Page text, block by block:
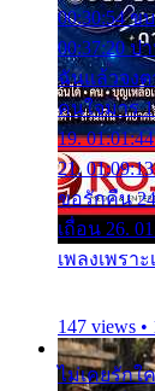
00:30:54 ข
00:37:20 ป
ฉันแล้วจงต
คนใจมาร
19.
21.
ขอรักคืน
เถื่อน 26.
เพลงเพรา
147 views •
ไม่เคยรักใ